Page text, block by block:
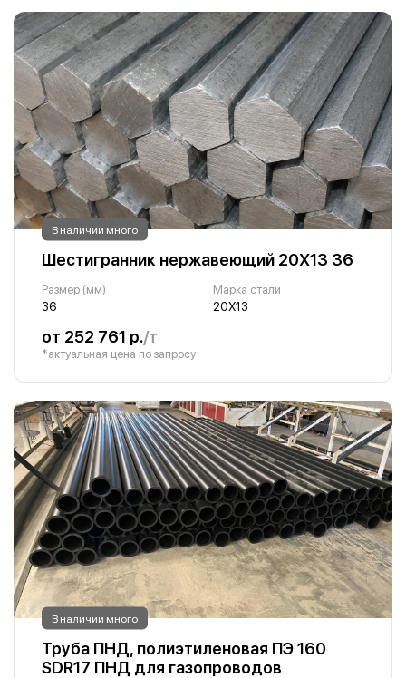
В наличии много
Шестигранник нержавеющий 20Х13 36
Размер (мм)
36
Марка стали
20Х13
от 252 761 р./т
*актуальная цена по запросу
В наличии много
Труба ПНД, полиэтиленовая ПЭ 160
SDR17 ПНД для газопроводов